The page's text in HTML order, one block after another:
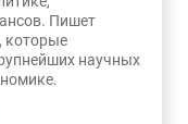
Пишет
которые
научных